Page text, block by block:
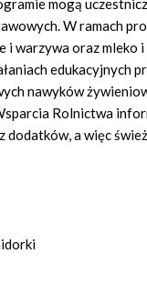
mogą
W ramach
i warzywa oraz mleko
edukacyjnych
nawyków
Rolnictwa
a więc